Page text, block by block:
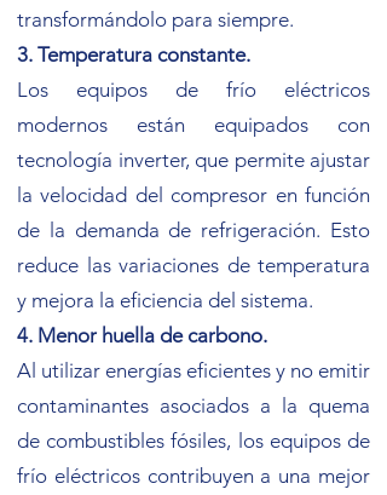
transformándolo para siempre.
3. Temperatura constante.
Los equipos de frío eléctricos
modernos están equipados con
tecnología inverter, que permite ajustar
la velocidad del compresor en función
de la demanda de refrigeración. Esto
reduce las variaciones de temperatura
y mejora la eficiencia del sistema.
4. Menor huella de carbono.
Al utilizar energías eficientes y no emitir
contaminantes asociados a la quema
de combustibles fósiles, los equipos de
frío eléctricos contribuyen a una mejor